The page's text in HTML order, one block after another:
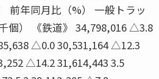
前年同月比（%） 一般トラッ
個） 《鉄道》 34,798,016 △3.8
△0.0 30,531,164 △12.3
△14.2 31,614,443 3.5